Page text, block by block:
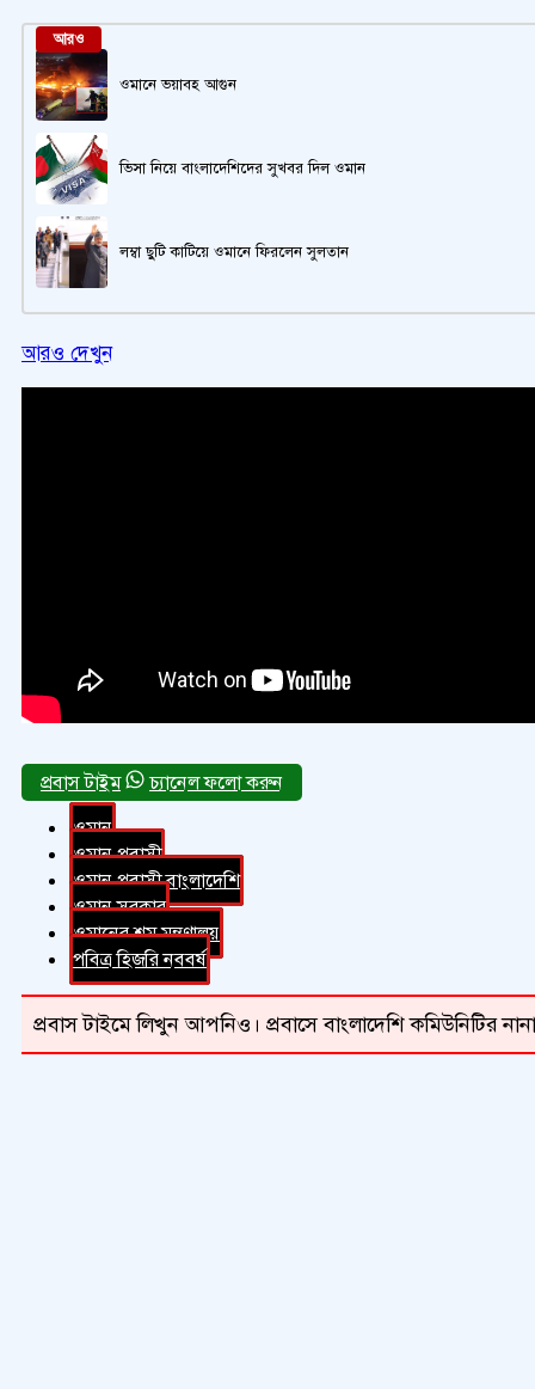
আরও
ওমানে ভয়াবহ আগুন
ভিসা নিয়ে বাংলাদেশিদের সুখবর দিল ওমান
লম্বা ছুটি কাটিয়ে ওমানে ফিরলেন সুলতান
আরও দেখুন
চ্যানেল ফলো করুন
ওমান
ওমান প্রবাসী
ওমান প্রবাসী বাংলাদেশি
ওমান সরকার
ওমানের শ্রম মন্ত্রণালয়
পবিত্র হিজরি নববর্ষ
প্রবাস টাইমে লিখুন আপনিও। প্রবাসে বাংলাদেশি কমিউনিটির